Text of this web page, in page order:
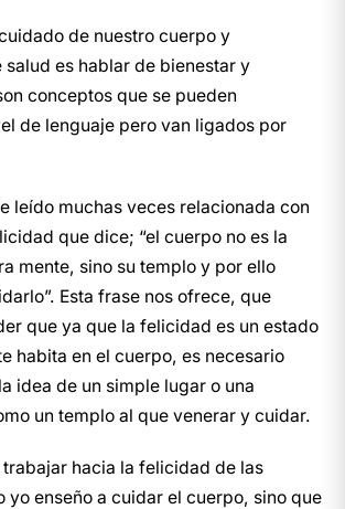
de nuestro cuerpo y
es hablar de bienestar y
conceptos que se pueden
de lenguaje pero van ligados por
leído muchas veces relacionada con
que dice; “el cuerpo no es la
mente, sino su templo y por ello
Esta frase nos ofrece, que
que ya que la felicidad es un estado
habita en el cuerpo, es necesario
idea de un simple lugar o una
un templo al que venerar y cuidar.
trabajar hacia la felicidad de las
yo enseño a cuidar el cuerpo, sino que